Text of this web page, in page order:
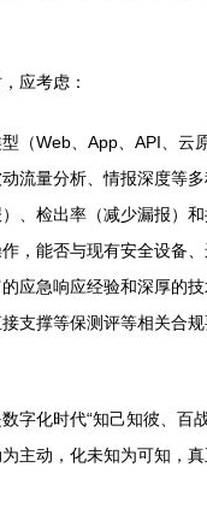
应考虑：
（Web、App、API、云
流量分析、情报深度等多
、检出率（减少漏报）和
，能否与现有安全设备
应急响应经验和深厚的技
支撑等保测评等相关合规
字化时代“知己知彼、
主动，化未知为可知，